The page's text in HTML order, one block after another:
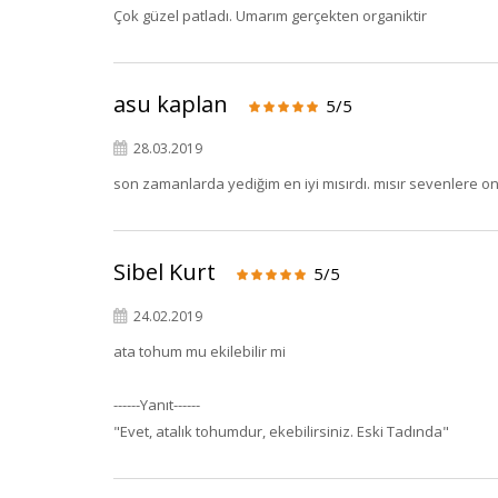
Çok güzel patladı. Umarım gerçekten organiktir
asu kaplan 5/5
28.03.2019
son zamanlarda yediğim en iyi mısırdı. mısır sevenlere
Sibel Kurt 5/5
24.02.2019
ata tohum mu ekilebilir mi
------Yanıt------
"Evet, atalık tohumdur, ekebilirsiniz. Eski Tadında"